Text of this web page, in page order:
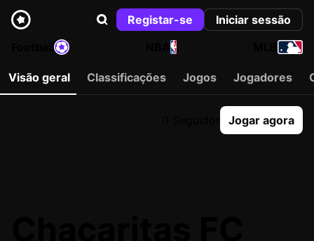
Registar-se
Iniciar sessão
NBA
Visão geral Classificações Jogos Jogadores
Jogar agora